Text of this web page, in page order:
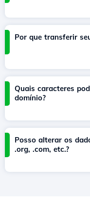
Por que transferir
Quais caracteres
domínio?
Posso alterar os
.org, .com, etc.?